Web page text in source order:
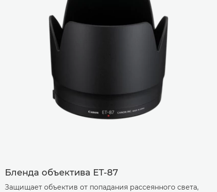
Бленда объектива ET-87
Защищает объектив от попадания рассеянного света,